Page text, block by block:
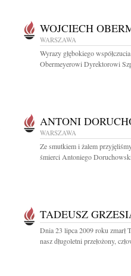
WOJCIECH
WARSZAWA
Wyrazy głębokiego
Obermeyerowi Dyrektorowi
ANTONI
WARSZAWA
Ze smutkiem i żalem
śmierci Antoniego
TADEUSZ
Dnia 23 lipca 2009 roku zmarł
nasz długoletni przełożony,